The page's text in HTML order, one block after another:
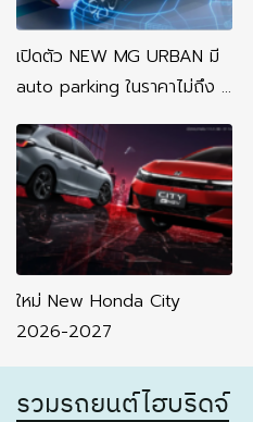
เปิดตัว NEW MG URBAN มี
auto parking ในราคาไม่ถึง 6
ใหม่ New Honda City
2026-2027
รวมรถยนต์ไฮบริดจ์